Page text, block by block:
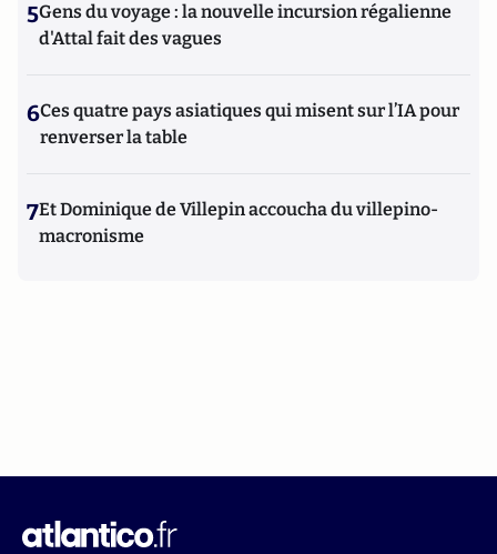
5Gens du voyage : la nouvelle incursion régalienne
d'Attal fait des vagues
6Ces quatre pays asiatiques qui misent sur l’IA pour
renverser la table
7Et Dominique de Villepin accoucha du villepino-
macronisme